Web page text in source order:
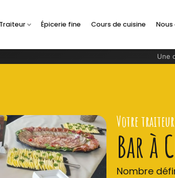
Une
Épicerie fine Cours de cuisine
Votre
Bar à
Nombre